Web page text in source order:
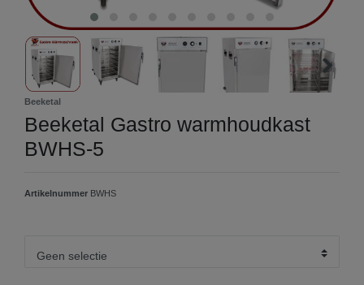
Beeketal
Beeketal Gastro warmhoudkast
BWHS-5
Artikelnummer BWHS